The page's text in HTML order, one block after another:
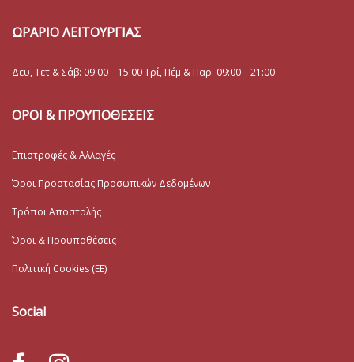
ΩΡΑΡΙΟ ΛΕΙΤΟΥΡΓΙΑΣ
Δευ, Τετ & Σάβ: 09:00 – 15:00 Τρί, Πέμ & Παρ: 09:00 – 21:00
ΟΡΟΙ & ΠΡΟΥΠΟΘΕΣΕΙΣ
Επιστροφές & Αλλαγές
Όροι Προστασίας Προσωπικών Δεδομένων
Τρόποι Αποστολής
Όροι & Προϋποθέσεις
Πολιτική Cookies (ΕΕ)
Social